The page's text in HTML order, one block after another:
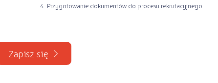
4. Przygotowanie dokumentów do procesu rekrutacyjnego
Zapisz się